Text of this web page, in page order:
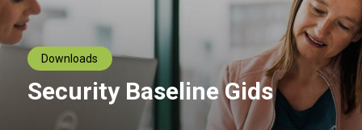
Downloads
Security Baseline Gids